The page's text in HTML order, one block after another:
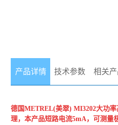
产品详情 技术参数 相关
德国METREL(美翠)MI3202大功
理，本产品短路电流5mA，可测量